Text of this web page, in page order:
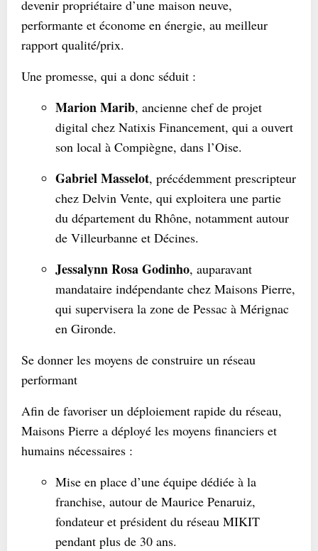
devenir propriétaire d’une maison neuve,
performante et économe en énergie, au meilleur
rapport qualité/prix.
Une promesse, qui a donc séduit :
Marion Marib, ancienne chef de projet
digital chez Natixis Financement, qui a ouvert
son local à Compiègne, dans l’Oise.
Gabriel Masselot, précédemment prescripteur
chez Delvin Vente, qui exploitera une partie
du département du Rhône, notamment autour
de Villeurbanne et Décines.
Jessalynn Rosa Godinho, auparavant
mandataire indépendante chez Maisons Pierre,
qui supervisera la zone de Pessac à Mérignac
en Gironde.
Se donner les moyens de construire un réseau
performant
Afin de favoriser un déploiement rapide du réseau,
Maisons Pierre a déployé les moyens financiers et
humains nécessaires :
Mise en place d’une équipe dédiée à la
franchise, autour de Maurice Penaruiz,
fondateur et président du réseau MIKIT
pendant plus de 30 ans.